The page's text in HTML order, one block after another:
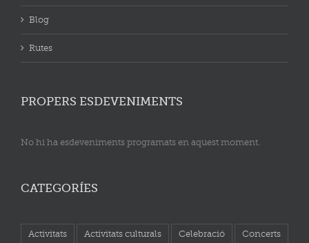
Blog
Rutes
PROPERS ESDEVENIMENTS
No hi ha esdeveniments programats en aquest moment.
CATEGORÍES
Activitats Activitats culturals Celebració Concerts